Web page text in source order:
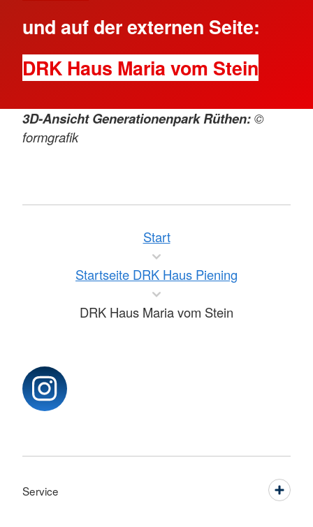
und auf der externen Seite:
DRK Haus Maria vom Stein
3D-Ansicht Generationenpark Rüthen:©
formgrafik
Start
Startseite DRK Haus Piening
DRK Haus Maria vom Stein
Service